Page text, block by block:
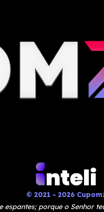
© 2021 - 2026
porque o Senhor